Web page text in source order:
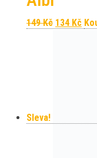
149Kč Původní
134 Kč
Sleva!